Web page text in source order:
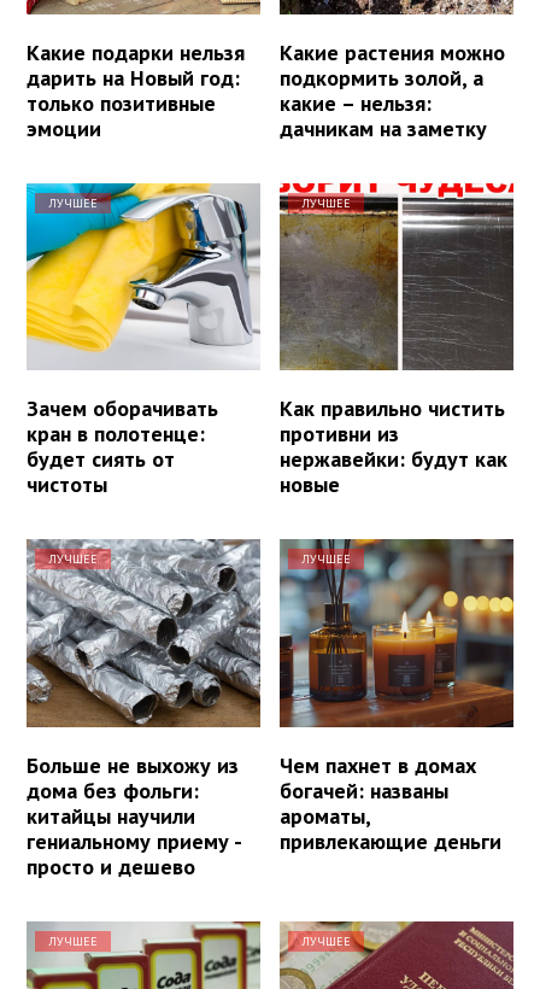
Какие подарки нельзя
дарить на Новый год:
только позитивные
эмоции
Какие растения можно
подкормить золой, а
какие – нельзя:
дачникам на заметку
ЛУЧШЕЕ
Зачем оборачивать
кран в полотенце:
будет сиять от
чистоты
ЛУЧШЕЕ
Как правильно чистить
противни из
нержавейки: будут как
новые
ЛУЧШЕЕ
Больше не выхожу из
дома без фольги:
китайцы научили
гениальному приему -
просто и дешево
ЛУЧШЕЕ
Чем пахнет в домах
богачей: названы
ароматы,
привлекающие деньги
ЛУЧШЕЕ ЛУЧШЕЕ